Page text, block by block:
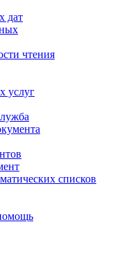
дат
чтения
услуг
списков